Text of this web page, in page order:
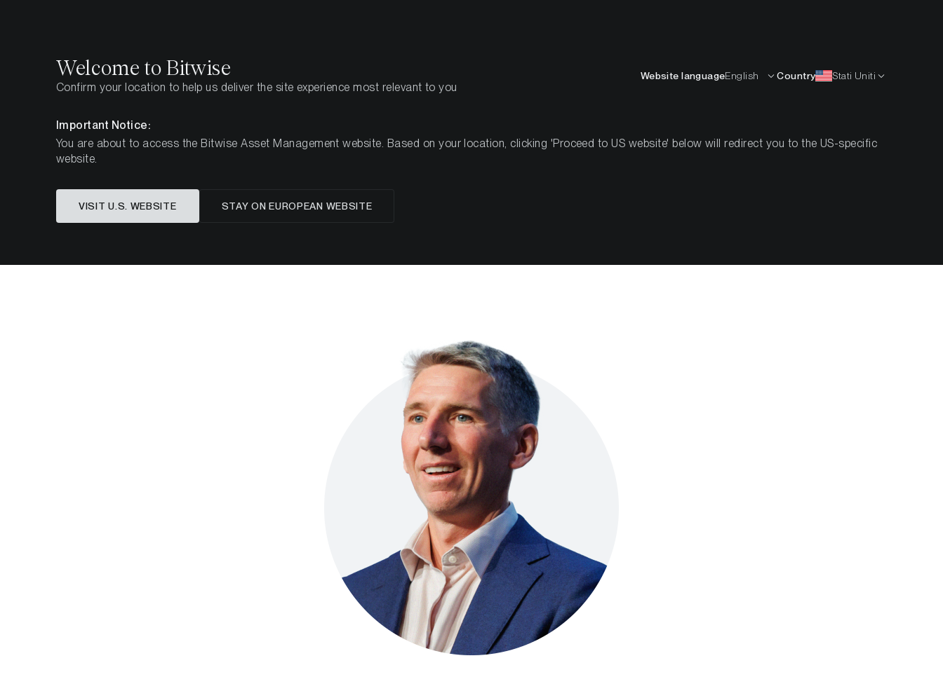
Matt Hougan
Welcome to Bitwise
Confirm your location to help us deliver the site experience most relevant to you
Website languageEnglish Country Stati Uniti
Important Notice:
You are about to access the Bitwise Asset Management website. Based on your location, clicking 'Proceed to US website' below will redirect you to the US-specific
website.
VISIT U.S. WEBSITE STAY ON EUROPEAN WEBSITE